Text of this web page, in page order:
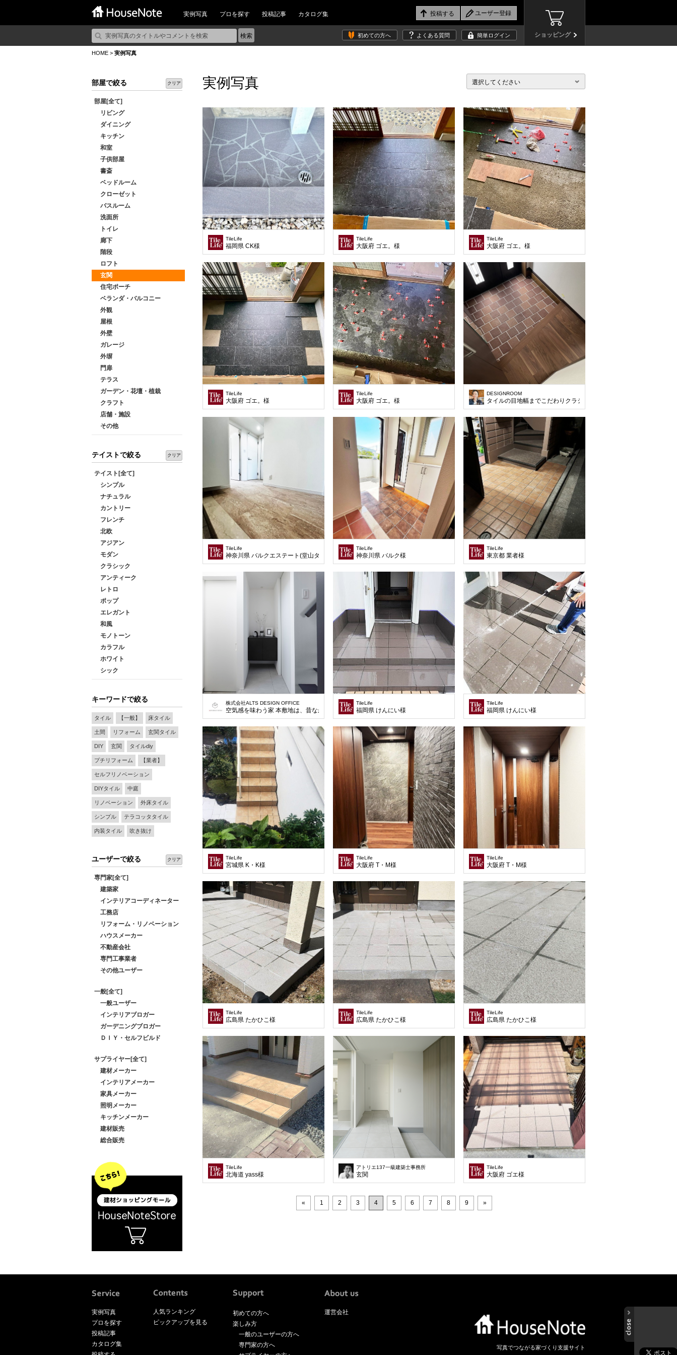
実例写真 プロを探す 投稿記事 カタログ集
ショッピング
初めての方へ よくある質問 簡単ログイン
HOME > 実例写真
部屋で絞る クリア
部屋[全て]
リビング
ダイニング
キッチン
和室
子供部屋
書斎
ベッドルーム
クローゼット
バスルーム
洗面所
トイレ
廊下
階段
ロフト
玄関
住宅ポーチ
ベランダ・バルコニー
外観
屋根
外壁
ガレージ
外塀
門扉
テラス
ガーデン・花壇・植栽
クラフト
店舗・施設
その他
テイストで絞る クリア
テイスト[全て]
シンプル
ナチュラル
カントリー
フレンチ
北欧
アジアン
モダン
クラシック
アンティーク
レトロ
ポップ
エレガント
和風
モノトーン
カラフル
ホワイト
シック
キーワードで絞る
タイル 【一般】 床タイル
土間 リフォーム 玄関タイル
DIY 玄関 タイルdiy
プチリフォーム 【業者】
セルフリノベーション
DIYタイル 中庭
リノベーション 外床タイル
シンプル テラコッタタイル
内装タイル 吹き抜け
ユーザーで絞る クリア
専門家[全て]
建築家
インテリアコーディネーター
工務店
リフォーム・リノベーション
ハウスメーカー
不動産会社
専門工事業者
その他ユーザー
一般[全て]
一般ユーザー
インテリアブロガー
ガーデニングブロガー
ＤＩＹ・セルフビルド
サプライヤー[全て]
建材メーカー
インテリアメーカー
家具メーカー
照明メーカー
キッチンメーカー
建材販売
総合販売
実例写真 選択してください
TileLife
福岡県 CK様
TileLife
大阪府 ゴエ。様
TileLife
大阪府 ゴエ。様
TileLife
大阪府 ゴエ。様
TileLife
大阪府 ゴエ。様
DESIGNROOM
タイルの目地幅までこだわりクラシックな仕上げに。
TileLife
神奈川県 バルクエステート(堂山タイル)様
TileLife
神奈川県 バルク様
TileLife
東京都 業者様
株式会社ALTS DESIGN OFFICE
空気感を味わう家 本敷地は、昔ながらの分譲地にある一画の既存住宅の建て替えの計画です。 クライアントの要望は、コンパクトでも伸びやかに自分たちの好き
TileLife
福岡県 けんにい様
TileLife
福岡県 けんにい様
TileLife
宮城県 K・K様
TileLife
大阪府 T・M様
TileLife
大阪府 T・M様
TileLife
広島県 たかひこ様
TileLife
広島県 たかひこ様
TileLife
広島県 たかひこ様
TileLife
北海道 yass様
アトリエ137一級建築士事務所
玄関
TileLife
大阪府 ゴエ様
« 1 2 3 4 5 6 7 8 9 »
実例写真
プロを探す
投稿記事
カタログ集
人気ランキング
ピックアップを見る
初めての方へ
楽しみ方
一般のユーザーの方へ
専門家の方へ
運営会社
写真でつながる家づくり支援サイト